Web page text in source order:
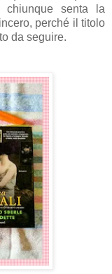
senta la
perché il titolo
da seguire.